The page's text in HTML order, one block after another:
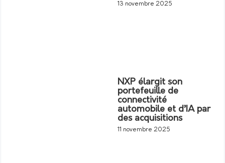
13 novembre 2025
NXP élargit son
portefeuille de
connectivité
automobile et d’IA par
des acquisitions
11 novembre 2025